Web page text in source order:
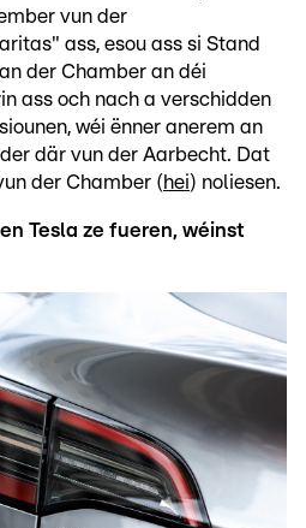
vun der
ass, esou ass si Stand
der Chamber an déi
ass och nach a verschidden
wéi ënner anerem an
där vun der Aarbecht. Dat
der Chamber (hei) noliesen.
Tesla ze fueren, wéinst